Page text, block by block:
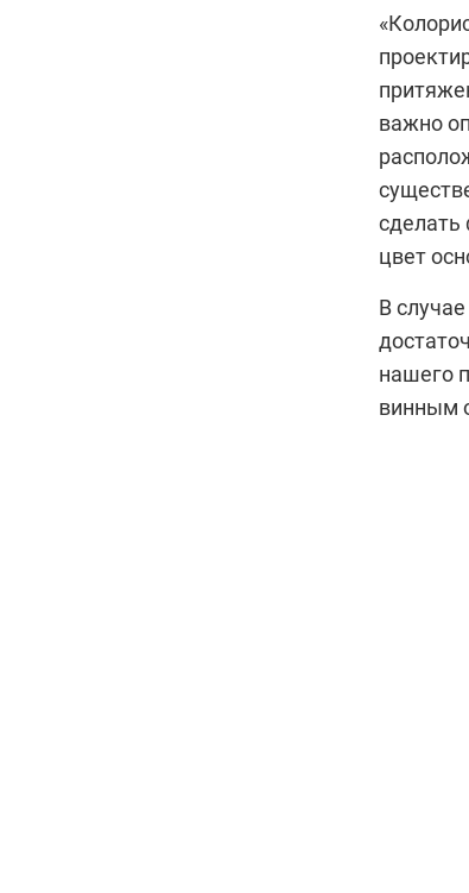
важно
сделать
цвет
В
нашего
винным